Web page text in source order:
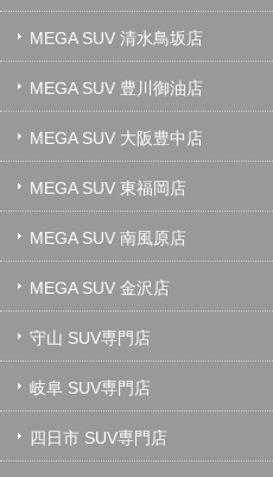
MEGA SUV 清水鳥坂店
MEGA SUV 豊川御油店
MEGA SUV 大阪豊中店
MEGA SUV 東福岡店
MEGA SUV 南風原店
MEGA SUV 金沢店
守山 SUV専門店
岐阜 SUV専門店
四日市 SUV専門店